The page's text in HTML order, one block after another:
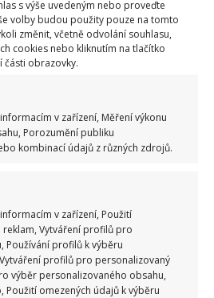
s výše uvedeným nebo proveďte
volby budou použity pouze na tomto
změnit, včetně odvolání souhlasu,
cookies nebo kliknutím na tlačítko
části obrazovky.
v zařízení, Měření výkonu
Porozumění publiku
kombinací údajů z různých zdrojů.
v zařízení, Použití
Vytváření profilů pro
Používání profilů k výběru
profilů pro personalizovaný
výběr personalizovaného obsahu,
Použití omezených údajů k výběru
vám pomohou vytvořit
A také dokážou
se na vaši zahradu určitě
ale mohou mít i